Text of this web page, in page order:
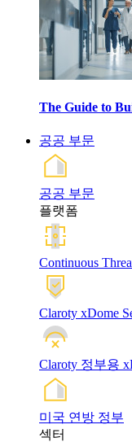
The Guide to
공공 부문
공공 부문
플랫폼
Continuous
Claroty xDome
Claroty 정부용
미국 연방 정부
섹터